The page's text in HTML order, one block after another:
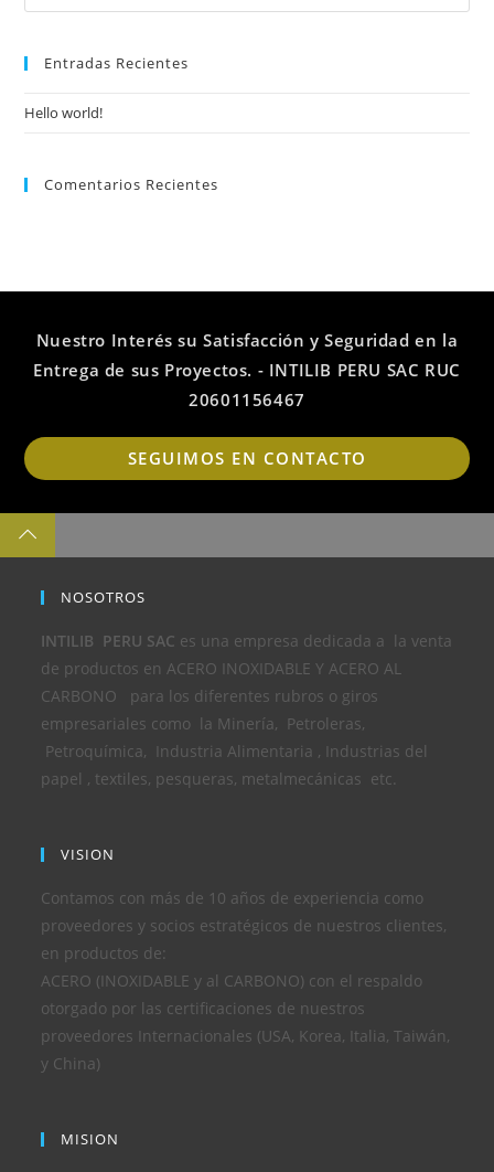
Entradas Recientes
Hello world!
Comentarios Recientes
Nuestro Interés su Satisfacción y Seguridad en la
Entrega de sus Proyectos. - INTILIB PERU SAC RUC
20601156467
SEGUIMOS EN CONTACTO
tab
NOSOTROS
INTILIB PERU SAC es una empresa dedicada a la venta
de productos en ACERO INOXIDABLE Y ACERO AL
CARBONO para los diferentes rubros o giros
empresariales como la Minería, Petroleras,
Petroquímica, Industria Alimentaria , Industrias del
papel , textiles, pesqueras, metalmecánicas etc.
VISION
Contamos con más de 10 años de experiencia como
proveedores y socios estratégicos de nuestros clientes,
en productos de:
ACERO (INOXIDABLE y al CARBONO) con el respaldo
otorgado por las certificaciones de nuestros
proveedores Internacionales (USA, Korea, Italia, Taiwán,
y China)
MISION